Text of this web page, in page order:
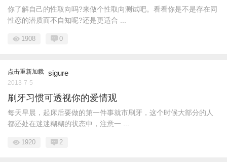
你了解自己的性取向吗?来做个性取向测试吧。看看你是不是存在同
性恋的潜质而不自知呢?还是更适合 ...
1908 0
点击重新加载 sigure
2013-7-5
刷牙习惯可透视你的爱情观
每天早晨，起床后要做的第一件事就市刷牙，这个时候大部分的人
都还处在迷迷糊糊的状态中，注意一 ...
1920 2